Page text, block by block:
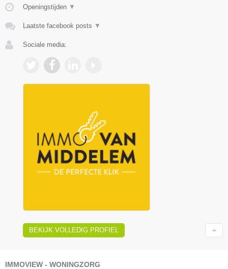
Openingstijden ▼
Laatste facebook posts ▼
Sociale media:
BEKIJK VOLLEDIG PROFIEL
IMMOVIEW - WONINGZORG